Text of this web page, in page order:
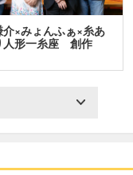
介×みょんふぁ×糸あ
人形一糸座 創作